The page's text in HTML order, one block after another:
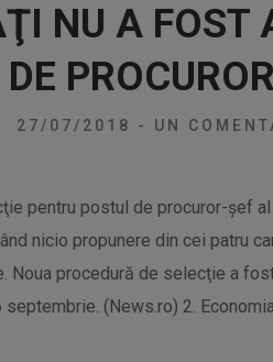
NU A FOST
27/07/2018 - UN
pentru postul de procuror-şef
nicio propunere din cei patru
Noua procedură de selecţie a
(News.ro) 2.